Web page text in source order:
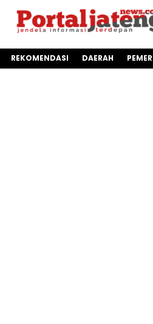
REKOMENDASI DAERAH